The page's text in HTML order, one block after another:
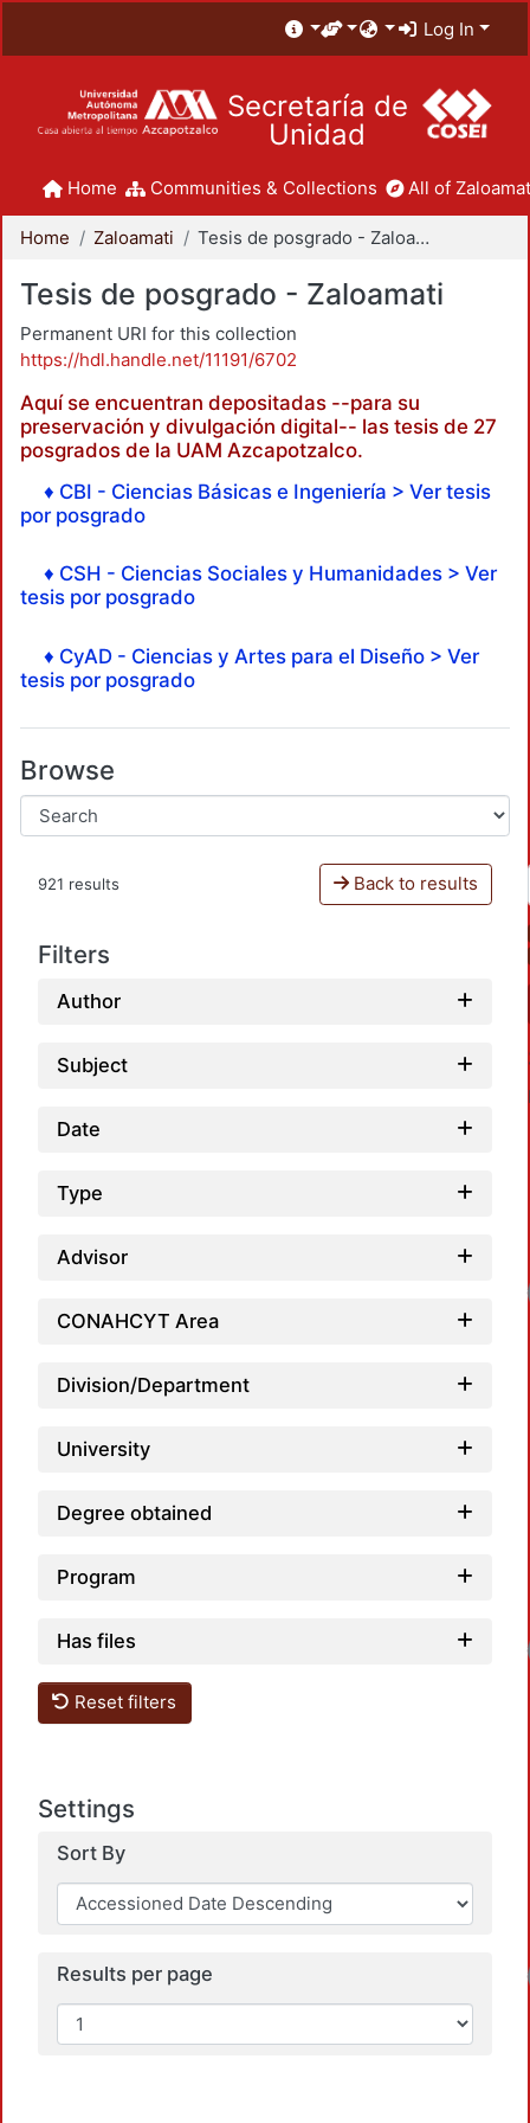
Log In
Secretaría de
Unidad
Home Communities & Collections All of
Home Zaloamati Tesis de posgrado - Zaloamati
Tesis de posgrado - Zaloamati
Permanent URI for this collection
https://hdl.handle.net/11191/6702
Aquí se encuentran depositadas --para su
preservación y divulgación digital-- las tesis de 27
posgrados de la UAM Azcapotzalco.
♦ CBI - Ciencias Básicas e Ingeniería > Ver tesis
por posgrado
♦ CSH - Ciencias Sociales y Humanidades > Ver
tesis por posgrado
♦ CyAD - Ciencias y Artes para el Diseño > Ver
tesis por posgrado
Browse
921 results Back to results
Filters
Author
Subject
Date
Type
Advisor
CONAHCYT Area
Division/Department
University
Degree obtained
Program
Has files
Reset filters
Settings
Sort By
Results per page